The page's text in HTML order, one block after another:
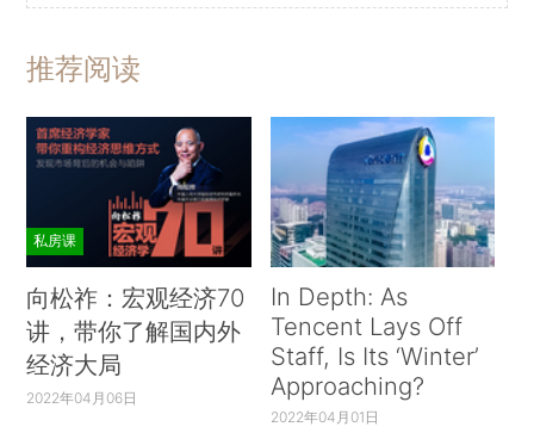
推荐阅读
私房课
向松祚：宏观经济70
讲，带你了解国内外
经济大局
2022年04月06日
In Depth: As
Tencent Lays Off
Staff, Is Its ‘Winter’
Approaching?
2022年04月01日